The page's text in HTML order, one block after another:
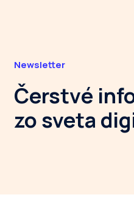
Newsletter
Čerstvé
zo sveta